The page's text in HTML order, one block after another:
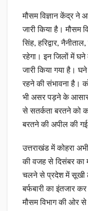
मौसम विज्ञान केंद्र ने
जारी किया है। मौसम
सिंह, हरिद्वार,
रहेगा। इन जिलों में
जारी किया गया है।
रहने की संभावना है।
भी असर पड़ने के
से सतर्कता बरतने को
बरतने की अपील की
उत्तराखंड में कोहरा
की वजह से दिसंबर का
चलने से प्रदेश में सूखी
बर्फबारी का इंतजार
मौसम विभाग की ओर से